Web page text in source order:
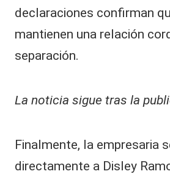
declaraciones confirman
mantienen una relación
separación.
La noticia sigue tras la
Finalmente, la empresaria
directamente a Disley